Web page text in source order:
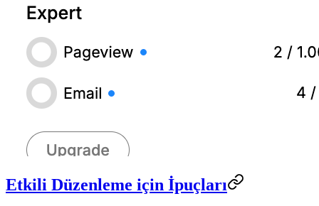
Etkili Düzenleme için İpuçları